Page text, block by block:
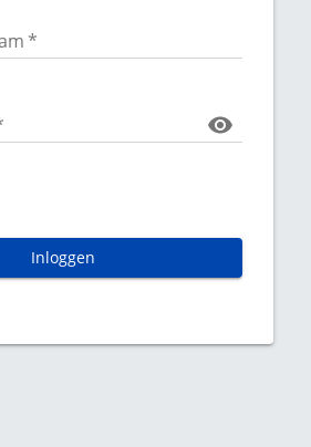
*
Inloggen